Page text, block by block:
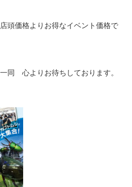
頭価格よりお得なイベント価格で
同 心よりお待ちしております。